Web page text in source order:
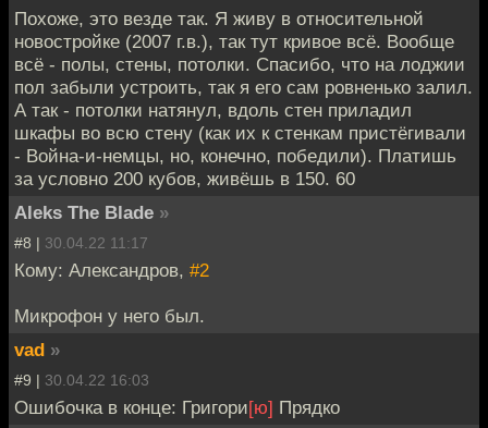
Похоже, это везде так. Я живу в относительной
новостройке (2007 г.в.), так тут кривое всё. Вообще
всё - полы, стены, потолки. Спасибо, что на лоджии
пол забыли устроить, так я его сам ровненько залил.
А так - потолки натянул, вдоль стен приладил
шкафы во всю стену (как их к стенкам пристёгивали
- Война-и-немцы, но, конечно, победили). Платишь
за условно 200 кубов, живёшь в 150. 60
Aleks The Blade »
#8 | 30.04.22 11:17
Кому: Александров, #2
Микрофон у него был.
vad »
#9 | 30.04.22 16:03
Ошибочка в конце: Григори[ю] Прядко